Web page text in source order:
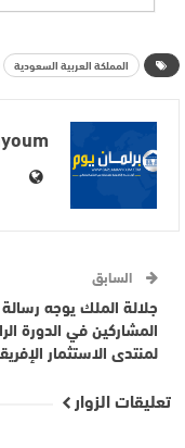
المملكة العربية السعودية
السابق
جلالة الملك يوجه
المشاركين في الدورة
لمنتدى الاستثمار
تعليقات الزوار